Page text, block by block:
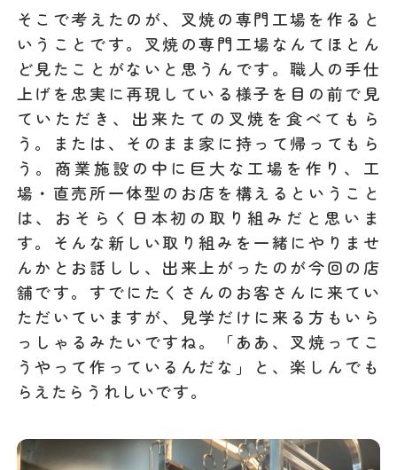
そこで考えたのが、叉焼の専門工場を作ると
いうことです。叉焼の専門工場なんてほとん
ど見たことがないと思うんです。職人の手仕
上げを忠実に再現している様子を目の前で見
ていただき、出来たての叉焼を食べてもら
う。または、そのまま家に持って帰ってもら
う。商業施設の中に巨大な工場を作り、工
場・直売所一体型のお店を構えるということ
は、おそらく日本初の取り組みだと思いま
す。そんな新しい取り組みを一緒にやりませ
んかとお話しし、出来上がったのが今回の店
舗です。すでにたくさんのお客さんに来てい
ただいていますが、見学だけに来る方もいら
っしゃるみたいですね。「ああ、叉焼ってこ
うやって作っているんだな」と、楽しんでも
らえたらうれしいです。